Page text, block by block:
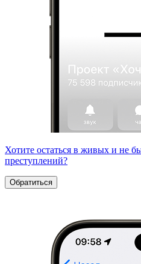
Хотите остаться в живых и не
преступлений?
Обратиться